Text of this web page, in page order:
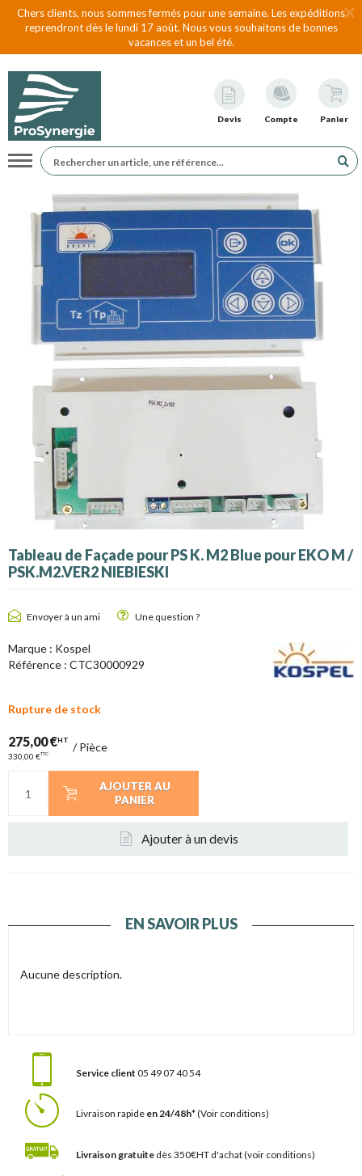
Chers clients, nous sommes fermés pour une semaine. Les expéditions
reprendront dès le lundi 17 août. Nous vous souhaitons de bonnes
vacances et un bel été.
Devis Compte Panier
Navigation
Tableau de Façade pour PS K. M2 Blue pour EKO M /
PSK.M2.VER2 NIEBIESKI
Envoyer à un ami Une question ?
Marque : Kospel
Référence : CTC30000929
Rupture de stock
275,00 €HT
330,00 €TTC /Pièce
AJOUTER AU
PANIER
Ajouter à un devis
EN SAVOIR PLUS
Aucune description.
Service client 05 49 07 40 54
Livraison rapide en 24/48h*(Voir conditions)
Livraison gratuite dès 350€HT d'achat(voir conditions)